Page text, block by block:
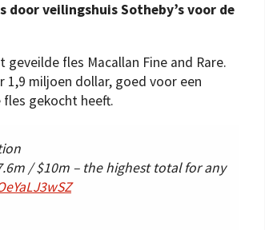
door veilingshuis Sotheby’s voor de
fles Macallan Fine and Rare.
1,9 miljoen dollar, goed voor een
gekocht heeft.
/ $10m – the highest total for any